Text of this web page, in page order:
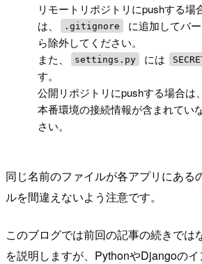
リモートリポジトリにpushする場
は、
.gitignore
に追加してバ
ら除外してください。
また、
settings.py には
す。
公開リポジトリにpushする場合は、
本番環境の接続情報が含まれてい
さい。
同じ名前のファイルが各アプリにある
ルを間違えないよう注意です。
このブログでは前回の記事の続きでは
を説明しますが、PythonやDjangoの